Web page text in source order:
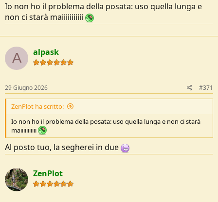
Io non ho il problema della posata: uso quella lunga e
non ci starà maiiiiiiiiiii
A alpask
29 Giugno 2026 #371
ZenPlot ha scritto:
Io non ho il problema della posata: uso quella lunga e non ci starà
maiiiiiiiiiii
Al posto tuo, la segherei in due
ZenPlot